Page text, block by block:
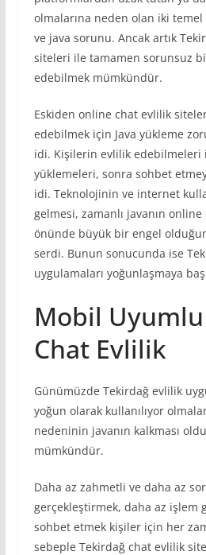
olmalarına neden olan iki
ve java sorunu. Ancak artık
siteleri ile tamamen sorunsuz
edebilmek mümkündür.
Eskiden online chat evlilik
edebilmek için Java yükleme
idi. Kişilerin evlilik edebilmeleri
yüklemeleri, sonra sohbet
idi. Teknolojinin ve internet
gelmesi, zamanlı javanın
önünde büyük bir engel
serdi. Bunun sonucunda ise
uygulamaları yoğunlaşmaya
Mobil
Chat Evlilik
Günümüzde Tekirdağ evlilik
yoğun olarak kullanılıyor
nedeninin javanın kalkması
mümkündür.
Daha az zahmetli ve daha az
gerçekleştirmek, daha az işlem
sohbet etmek kişiler için her
sebeple Tekirdağ chat evlilik